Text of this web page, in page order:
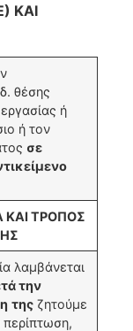
ΚΑΙ
θέσης
ή
ή τον
σε
ΚΑΙ ΤΡΟΠΟΣ
λαμβάνεται
την
της ζητούμε